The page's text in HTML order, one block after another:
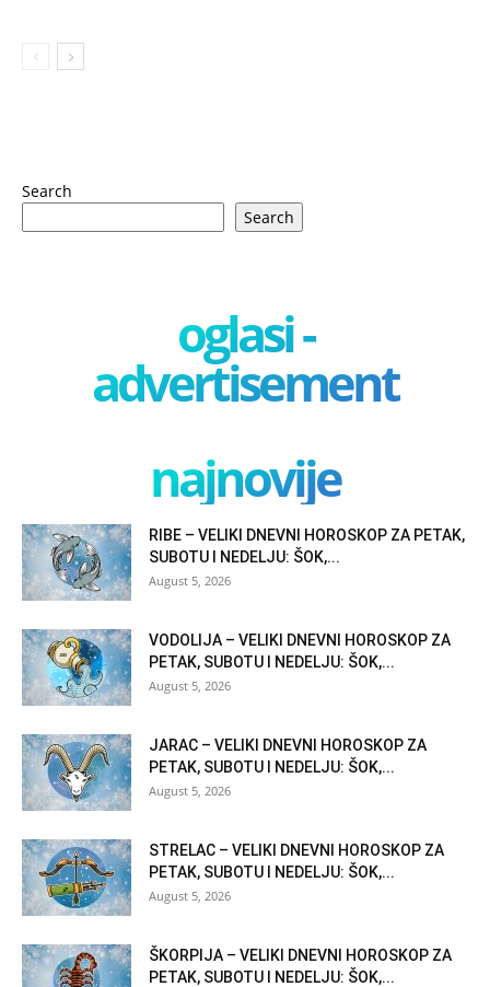
Search
Search
oglasi -
advertisement
najnovije
RIBE – VELIKI DNEVNI HOROSKOP ZA PETAK,
SUBOTU I NEDELJU: ŠOK,...
August 5, 2026
VODOLIJA – VELIKI DNEVNI HOROSKOP ZA
PETAK, SUBOTU I NEDELJU: ŠOK,...
August 5, 2026
JARAC – VELIKI DNEVNI HOROSKOP ZA
PETAK, SUBOTU I NEDELJU: ŠOK,...
August 5, 2026
STRELAC – VELIKI DNEVNI HOROSKOP ZA
PETAK, SUBOTU I NEDELJU: ŠOK,...
August 5, 2026
ŠKORPIJA – VELIKI DNEVNI HOROSKOP ZA
PETAK, SUBOTU I NEDELJU: ŠOK,...